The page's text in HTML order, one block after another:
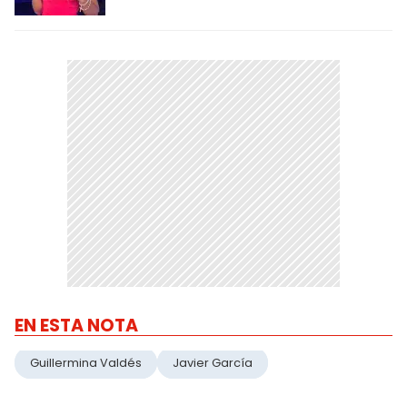
EN ESTA NOTA
Guillermina Valdés Javier García